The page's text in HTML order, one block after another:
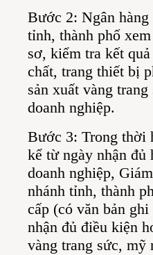
Bước 2: Ngân
tỉnh, thành phố
sơ, kiểm tra kết
chất, trang thiết bị
sản xuất vàng
doanh nghiệp.
Bước 3: Trong thời
kể từ ngày nhận đủ
doanh nghiệp,
nhánh tỉnh, thành
cấp (có văn bản
nhận đủ điều kiện
vàng trang sức, mỹ